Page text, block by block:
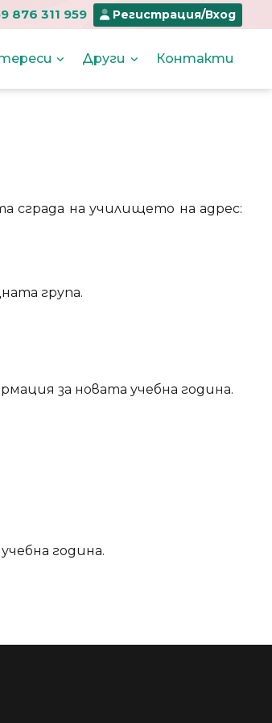
876 311 959 Регистрация/Вход
Други Контакти
сграда на училището на адрес:
група.
за новата учебна година.
година.